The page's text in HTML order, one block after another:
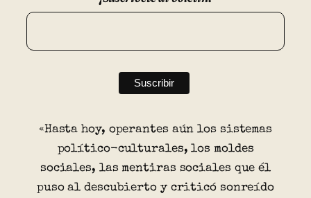
«Hasta hoy, operantes aún los sistemas
político-culturales, los moldes
sociales, las mentiras sociales que él
puso al descubierto y criticó sonreído